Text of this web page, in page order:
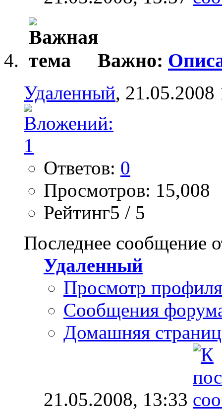
Важно:
Удаленный, 21.05.2008
Ответов: 0
Просмотров: 15,008
Рейтинг5 / 5
Последнее сообщение
Удаленный
Просмотр профиля
Сообщения
Домашняя
21.05.2008, 13:33